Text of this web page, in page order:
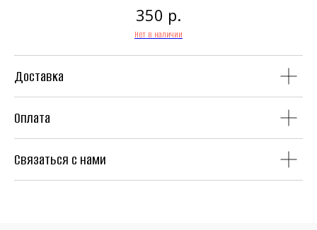
350 р.
Нет в наличии
Доставка
Оплата
Связаться с нами
Аудиокассеты
Литература Second Hand